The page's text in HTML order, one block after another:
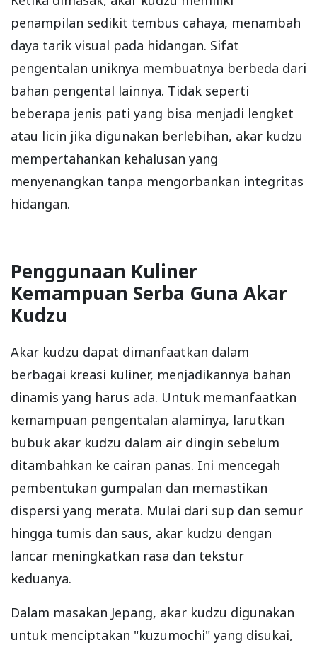
penampilan sedikit tembus cahaya, menambah
daya tarik visual pada hidangan. Sifat
pengentalan uniknya membuatnya berbeda dari
bahan pengental lainnya. Tidak seperti
beberapa jenis pati yang bisa menjadi lengket
atau licin jika digunakan berlebihan, akar kudzu
mempertahankan kehalusan yang
menyenangkan tanpa mengorbankan integritas
hidangan.
Penggunaan Kuliner
Kemampuan Serba Guna Akar
Kudzu
Akar kudzu dapat dimanfaatkan dalam
berbagai kreasi kuliner, menjadikannya bahan
dinamis yang harus ada. Untuk memanfaatkan
kemampuan pengentalan alaminya, larutkan
bubuk akar kudzu dalam air dingin sebelum
ditambahkan ke cairan panas. Ini mencegah
pembentukan gumpalan dan memastikan
dispersi yang merata. Mulai dari sup dan semur
hingga tumis dan saus, akar kudzu dengan
lancar meningkatkan rasa dan tekstur
keduanya.
Dalam masakan Jepang, akar kudzu digunakan
untuk menciptakan "kuzumochi" yang disukai,